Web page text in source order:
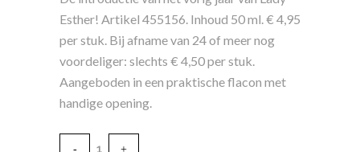
Esther! Artikel 455156. Inhoud 50 ml. € 4,95
per stuk. Bij afname van 24 of meer nog
voordeliger: slechts € 4,50 per stuk.
Aangeboden in een praktische flacon met
handige opening.